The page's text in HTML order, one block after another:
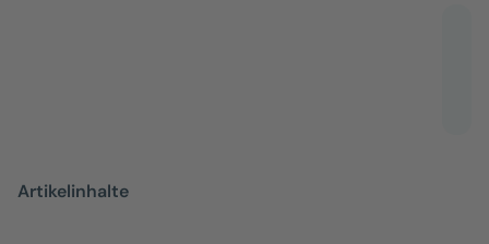
Artikelinhalte